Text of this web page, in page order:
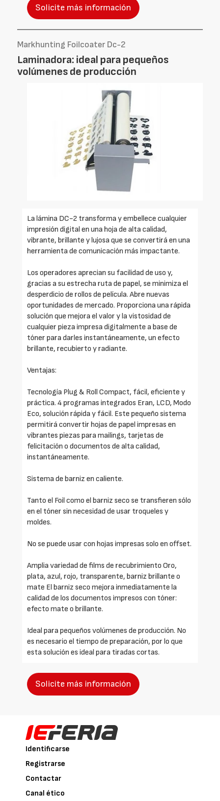
Solicite más información
Markhunting Foilcoater Dc-2
Laminadora: ideal para pequeños
volúmenes de producción
La lámina DC-2 transforma y embellece cualquier
impresión digital en una hoja de alta calidad,
vibrante, brillante y lujosa que se convertirá en una
herramienta de comunicación más impactante.
Los operadores aprecian su facilidad de uso y,
gracias a su estrecha ruta de papel, se minimiza el
desperdicio de rollos de película. Abre nuevas
oportunidades de mercado. Proporciona una rápida
solución que mejora el valor y la vistosidad de
cualquier pieza impresa digitalmente a base de
tóner para darles instantáneamente, un efecto
brillante, recubierto y radiante.
Ventajas:
Tecnología Plug & Roll Compact, fácil, eficiente y
práctica. 4 programas integrados Eran, LCD, Modo
Eco, solución rápida y fácil. Este pequeño sistema
permitirá convertir hojas de papel impresas en
vibrantes piezas para mailings, tarjetas de
felicitación o documentos de alta calidad,
instantáneamente.
Sistema de barniz en caliente.
Tanto el Foil como el barniz seco se transfieren sólo
en el tóner sin necesidad de usar troqueles y
moldes.
No se puede usar con hojas impresas solo en offset.
Amplia variedad de films de recubrimiento Oro,
plata, azul, rojo, transparente, barniz brillante o
mate El barniz seco mejora inmediatamente la
calidad de los documentos impresos con tóner:
efecto mate o brillante.
Ideal para pequeños volúmenes de producción. No
es necesario el tiempo de preparación, por lo que
esta solución es ideal para tiradas cortas.
Solicite más información
Identificarse
Registrarse
Contactar
Canal ético